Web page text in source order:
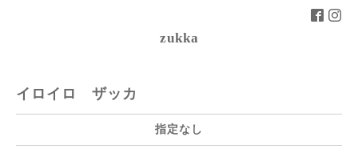
zukka
イロイロ ザッカ
指定なし